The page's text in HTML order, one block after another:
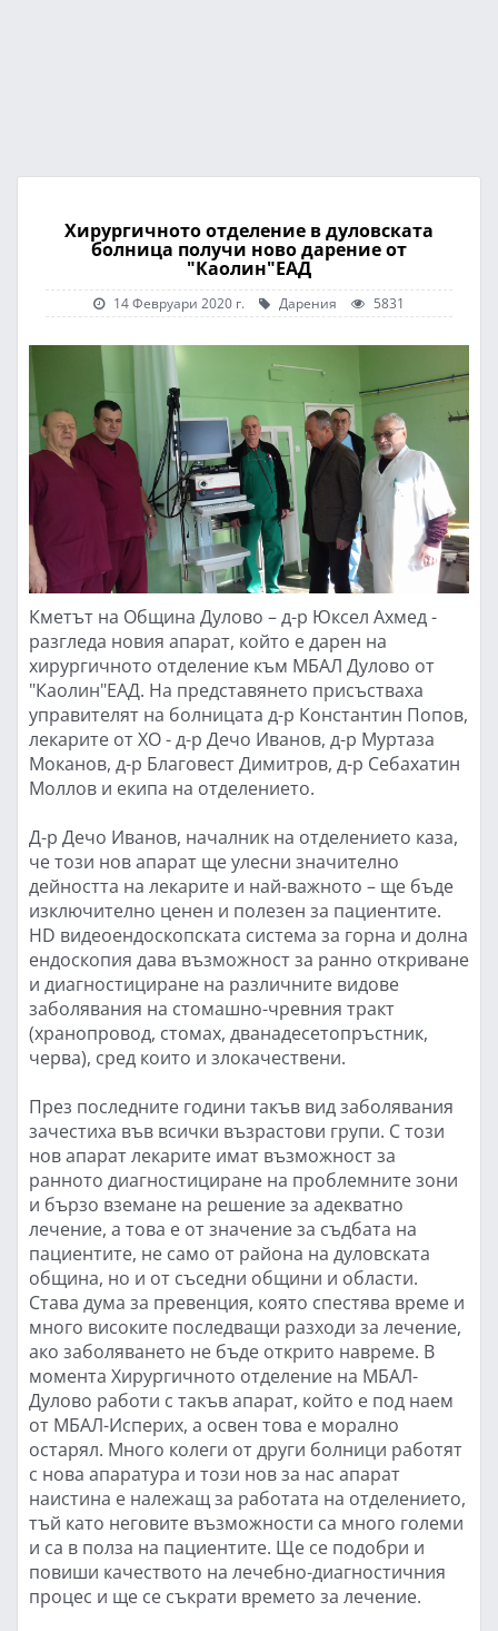
Хирургичното отделение в дуловската
болница получи ново дарение от
"Каолин"ЕАД
14 Февруари 2020 г. Дарения 5831
Кметът на Община Дулово – д-р Юксел Ахмед -
разгледа новия апарат, който е дарен на
хирургичното отделение към МБАЛ Дулово от
"Каолин"ЕАД. На представянето присъстваха
управителят на болницата д-р Константин Попов,
лекарите от ХО - д-р Дечо Иванов, д-р Муртаза
Моканов, д-р Благовест Димитров, д-р Себахатин
Моллов и екипа на отделението.
Д-р Дечо Иванов, началник на отделението каза,
че този нов апарат ще улесни значително
дейността на лекарите и най-важното – ще бъде
изключително ценен и полезен за пациентите.
HD видеоендоскопската система за горна и долна
ендоскопия дава възможност за ранно откриване
и диагностициране на различните видове
заболявания на стомашно-чревния тракт
(хранопровод, стомах, дванадесетопръстник,
черва), сред които и злокачествени.
През последните години такъв вид заболявания
зачестиха във всички възрастови групи. С този
нов апарат лекарите имат възможност за
ранното диагностициране на проблемните зони
и бързо вземане на решение за адекватно
лечение, а това е от значение за съдбата на
пациентите, не само от района на дуловската
община, но и от съседни общини и области.
Става дума за превенция, която спестява време и
много високите последващи разходи за лечение,
ако заболяването не бъде открито навреме. В
момента Хирургичното отделение на МБАЛ-
Дулово работи с такъв апарат, който е под наем
от МБАЛ-Исперих, а освен това е морално
остарял. Много колеги от други болници работят
с нова апаратура и този нов за нас апарат
наистина е належащ за работата на отделението,
тъй като неговите възможности са много големи
и са в полза на пациентите. Ще се подобри и
повиши качеството на лечебно-диагностичния
процес и ще се съкрати времето за лечение.